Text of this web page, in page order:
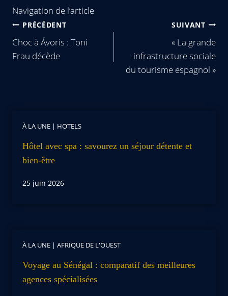
Navigation de l’article
PRÉCÉDENT
Choc à Ávoris : Toni
Frau décède
SUIVANT
« La grande
infrastructure sociale
du tourisme espagnol »
À LA UNE | HOTELS
Hôtel avec spa : savourez un séjour détente et
bien-être
25 juin 2026
À LA UNE | AFRIQUE DE L'OUEST
Voyage au Sénégal : comparatif des meilleures
agences spécialisées